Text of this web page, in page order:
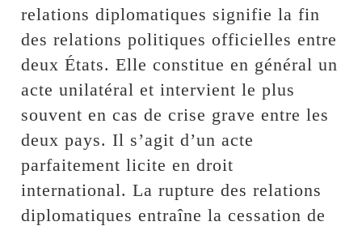
relations diplomatiques signifie la fin
des relations politiques officielles entre
deux États. Elle constitue en général un
acte unilatéral et intervient le plus
souvent en cas de crise grave entre les
deux pays. Il s’agit d’un acte
parfaitement licite en droit
international. La rupture des relations
diplomatiques entraîne la cessation de